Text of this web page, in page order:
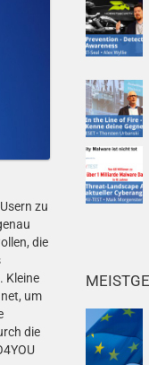
zu
die
Kleine
um
die